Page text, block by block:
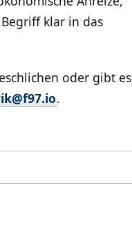
klar in das
oder gibt es
.